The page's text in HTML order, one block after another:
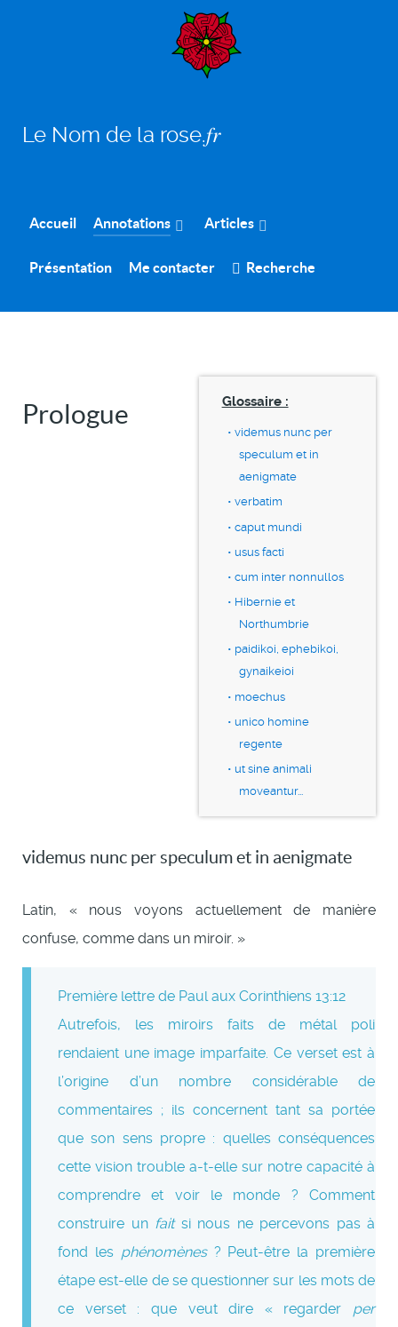
Le Nom de la rose.𝑓𝑟
Accueil Annotations Articles
Présentation Me contacter Recherche
Glossaire :
videmus nunc per
speculum et in
aenigmate
verbatim
caput mundi
usus facti
cum inter nonnullos
Hibernie et
Northumbrie
paidikoi, ephebikoi,
gynaikeioi
moechus
unico homine
regente
ut sine animali
moveantur...
Prologue
videmus nunc per speculum et in aenigmate
Latin, « nous voyons actuellement de manière
confuse, comme dans un miroir. »
Première lettre de Paul aux Corinthiens 13:12
Autrefois, les miroirs faits de métal poli
rendaient une image imparfaite. Ce verset est à
l’origine d’un nombre considérable de
commentaires ; ils concernent tant sa portée
que son sens propre : quelles conséquences
cette vision trouble a-t-elle sur notre capacité à
comprendre et voir le monde ? Comment
construire un faitsi nous ne percevons pas à
fond les phénomènes? Peut-être la première
étape est-elle de se questionner sur les mots de
ce verset : que veut dire « regarder per